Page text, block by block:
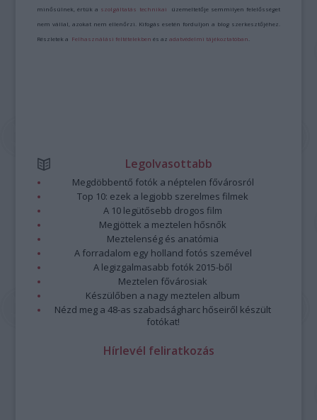
minősülnek, értük a szolgáltatás technikai üzemeltetője semmilyen felelősséget
nem vállal, azokat nem ellenőrzi. Kifogás esetén forduljon a blog szerkesztőjéhez.
Részletek a Felhasználási feltételekben és azadatvédelmi tájékoztatóban
Legolvasottabb
Megdöbbentő fotók a néptelen fővárosról
Top 10: ezek a legjobb szerelmes filmek
A 10 legütősebb drogos film
Megjöttek a meztelen hősnők
Meztelenség és anatómia
A forradalom egy holland fotós szemével
A legizgalmasabb fotók 2015-ből
Meztelen fővárosiak
Készülőben a nagy meztelen album
Nézd meg a 48-as szabadságharc hőseiről készült
fotókat!
Hírlevél feliratkozás